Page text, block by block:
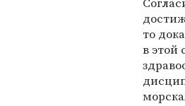
то
в этой